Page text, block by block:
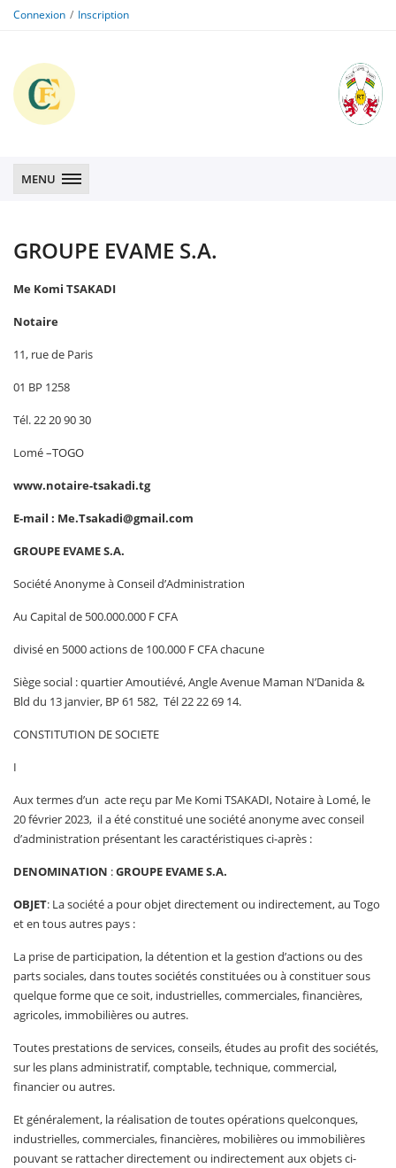
Connexion Inscription
MENU
GROUPE EVAME S.A.
Me Komi TSAKADI
Notaire
11, rue de Paris
01 BP 1258
Tél. 22 20 90 30
Lomé –TOGO
www.notaire-tsakadi.tg
E-mail : Me.Tsakadi@gmail.com
GROUPE EVAME S.A.
Société Anonyme à Conseil d’Administration
Au Capital de 500.000.000 F CFA
divisé en 5000 actions de 100.000 F CFA chacune
Siège social : quartier Amoutiévé, Angle Avenue Maman N’Danida &
Bld du 13 janvier, BP 61 582, Tél 22 22 69 14.
CONSTITUTION DE SOCIETE
I
Aux termes d’un acte reçu par Me Komi TSAKADI, Notaire à Lomé, le
20 février 2023, il a été constitué une société anonyme avec conseil
d’administration présentant les caractéristiques ci-après :
DENOMINATION :GROUPE EVAME S.A.
OBJET: La société a pour objet directement ou indirectement, au Togo
et en tous autres pays :
La prise de participation, la détention et la gestion d’actions ou des
parts sociales, dans toutes sociétés constituées ou à constituer sous
quelque forme que ce soit, industrielles, commerciales, financières,
agricoles, immobilières ou autres.
Toutes prestations de services, conseils, études au profit des sociétés,
sur les plans administratif, comptable, technique, commercial,
financier ou autres.
Et généralement, la réalisation de toutes opérations quelconques,
industrielles, commerciales, financières, mobilières ou immobilières
pouvant se rattacher directement ou indirectement aux objets ci-